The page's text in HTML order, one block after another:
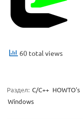
60 total views
Раздел: C/C++ HOWTO's
Windows